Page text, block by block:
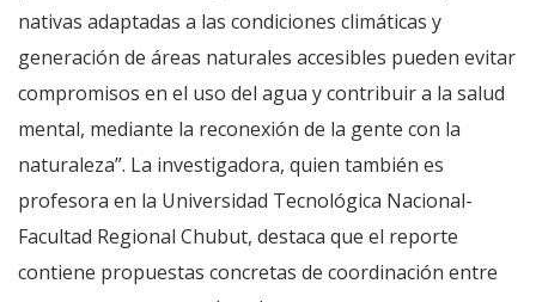
nativas adaptadas a las condiciones climáticas y
generación de áreas naturales accesibles pueden evitar
compromisos en el uso del agua y contribuir a la salud
mental, mediante la reconexión de la gente con la
naturaleza”. La investigadora, quien también es
profesora en la Universidad Tecnológica Nacional-
Facultad Regional Chubut, destaca que el reporte
contiene propuestas concretas de coordinación entre